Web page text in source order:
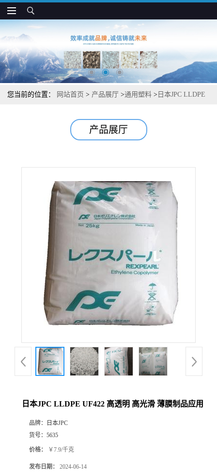
您当前的位置： 网站首页 > 产品展厅 >通用塑料 > 日本JPC LLDPE
产品展厅
日本JPC LLDPE UF422 高透明 高光滑 薄膜制品应用
品牌：
日本JPC
货号： 5635
价格： ￥7.9/千克
发布日期： 2024-06-14